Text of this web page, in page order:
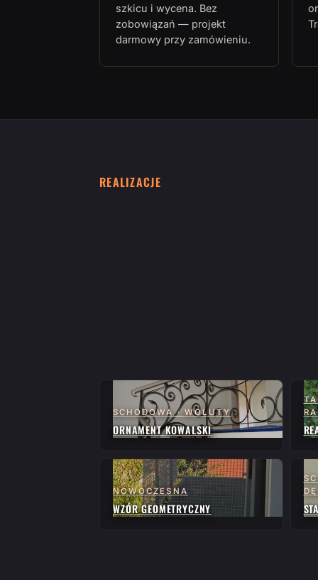
szkicu i wycena. Bez
zobowiązań — projekt
darmowy przy zamówieniu.
REALIZACJE
SCHODOWA · WOLUTY
ORNAMENT KOWALSKI
NOWOCZESNA
WZÓR GEOMETRYCZNY